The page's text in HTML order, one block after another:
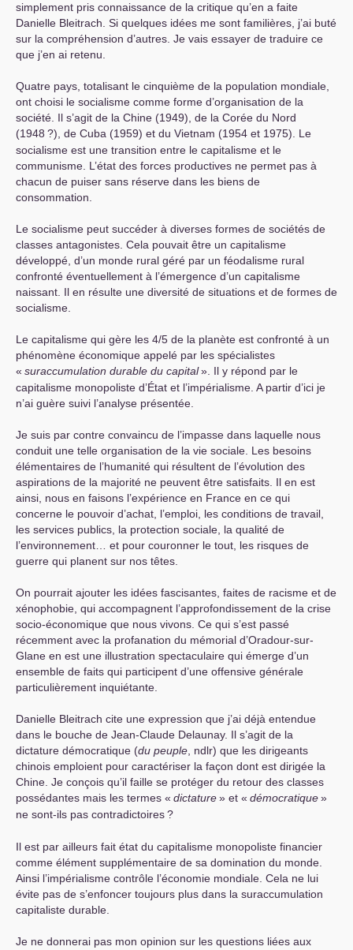
simplement pris connaissance de la critique qu’en a faite
Danielle Bleitrach. Si quelques idées me sont familières, j’ai buté
sur la compréhension d’autres. Je vais essayer de traduire ce
que j’en ai retenu.
Quatre pays, totalisant le cinquième de la population mondiale,
ont choisi le socialisme comme forme d’organisation de la
société. Il s’agit de la Chine (1949), de la Corée du Nord
(1948 ?), de Cuba (1959) et du Vietnam (1954 et 1975). Le
socialisme est une transition entre le capitalisme et le
communisme. L’état des forces productives ne permet pas à
chacun de puiser sans réserve dans les biens de
consommation.
Le socialisme peut succéder à diverses formes de sociétés de
classes antagonistes. Cela pouvait être un capitalisme
développé, d’un monde rural géré par un féodalisme rural
confronté éventuellement à l’émergence d’un capitalisme
naissant. Il en résulte une diversité de situations et de formes de
socialisme.
Le capitalisme qui gère les 4/5 de la planète est confronté à un
phénomène économique appelé par les spécialistes
« suraccumulation durable du capital». Il y répond par le
capitalisme monopoliste d’État et l’impérialisme. A partir d’ici je
n’ai guère suivi l’analyse présentée.
Je suis par contre convaincu de l’impasse dans laquelle nous
conduit une telle organisation de la vie sociale. Les besoins
élémentaires de l’humanité qui résultent de l’évolution des
aspirations de la majorité ne peuvent être satisfaits. Il en est
ainsi, nous en faisons l’expérience en France en ce qui
concerne le pouvoir d’achat, l’emploi, les conditions de travail,
les services publics, la protection sociale, la qualité de
l’environnement… et pour couronner le tout, les risques de
guerre qui planent sur nos têtes.
On pourrait ajouter les idées fascisantes, faites de racisme et de
xénophobie, qui accompagnent l’approfondissement de la crise
socio-économique que nous vivons. Ce qui s’est passé
récemment avec la profanation du mémorial d’Oradour-sur-
Glane en est une illustration spectaculaire qui émerge d’un
ensemble de faits qui participent d’une offensive générale
particulièrement inquiétante.
Danielle Bleitrach cite une expression que j’ai déjà entendue
dans le bouche de Jean-Claude Delaunay. Il s’agit de la
dictature démocratique (du peuple , ndlr) que les dirigeants
chinois emploient pour caractériser la façon dont est dirigée la
Chine. Je conçois qu’il faille se protéger du retour des classes
possédantes mais les termes « dictature» et « démocratique»
ne sont-ils pas contradictoires?
Il est par ailleurs fait état du capitalisme monopoliste financier
comme élément supplémentaire de sa domination du monde.
Ainsi l’impérialisme contrôle l’économie mondiale. Cela ne lui
évite pas de s’enfoncer toujours plus dans la suraccumulation
capitaliste durable.
Je ne donnerai pas mon opinion sur les questions liées aux